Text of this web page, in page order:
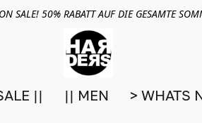
SALE! 50% RABATT AUF DIE GESAMTE
|| || MEN > WHATS